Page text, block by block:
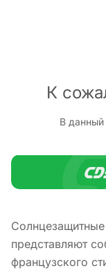
К
В данный
Солнцезащитные
представляют
французского